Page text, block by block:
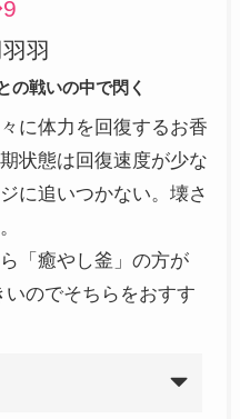
羽
の戦いの中で閃く
に体力を回復するお香
状態は回復速度が少な
に追いつかない。壊さ
「癒やし釜」の方が
いのでそちらをおすす